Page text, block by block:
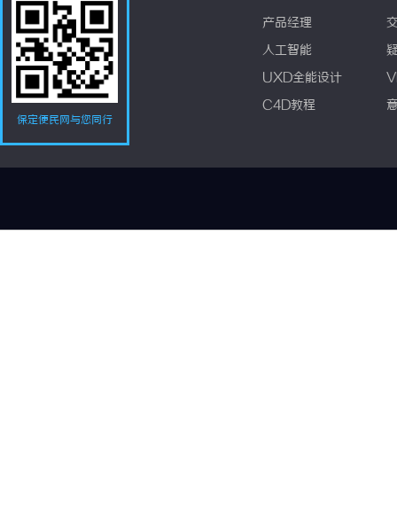
保定便民网与您同行
产品经理
人工智能
UXD全能设计
C4D教程